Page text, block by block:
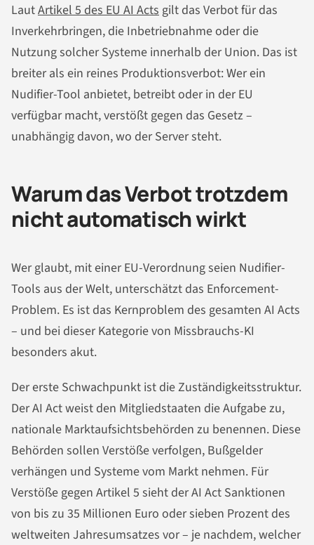
LautArtikel 5 des EU AI Acts gilt das Verbot für das
Inverkehrbringen, die Inbetriebnahme oder die
Nutzung solcher Systeme innerhalb der Union. Das ist
breiter als ein reines Produktionsverbot: Wer ein
Nudifier-Tool anbietet, betreibt oder in der EU
verfügbar macht, verstößt gegen das Gesetz –
unabhängig davon, wo der Server steht.
Warum das Verbot trotzdem
nicht automatisch wirkt
Wer glaubt, mit einer EU-Verordnung seien Nudifier-
Tools aus der Welt, unterschätzt das Enforcement-
Problem. Es ist das Kernproblem des gesamten AI Acts
– und bei dieser Kategorie von Missbrauchs-KI
besonders akut.
Der erste Schwachpunkt ist die Zuständigkeitsstruktur.
Der AI Act weist den Mitgliedstaaten die Aufgabe zu,
nationale Marktaufsichtsbehörden zu benennen. Diese
Behörden sollen Verstöße verfolgen, Bußgelder
verhängen und Systeme vom Markt nehmen. Für
Verstöße gegen Artikel 5 sieht der AI Act Sanktionen
von bis zu 35 Millionen Euro oder sieben Prozent des
weltweiten Jahresumsatzes vor – je nachdem, welcher